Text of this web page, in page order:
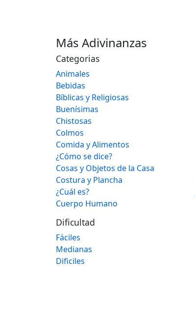
Más Adivinanzas
Categorias
Animales
Bebidas
Bíblicas y Religiosas
Buenísimas
Chistosas
Colmos
Comida y Alimentos
¿Cómo se dice?
Cosas y Objetos de la Casa
Costura y Plancha
¿Cuál es?
Cuerpo Humano
Dificultad
Fáciles
Medianas
Dificiles